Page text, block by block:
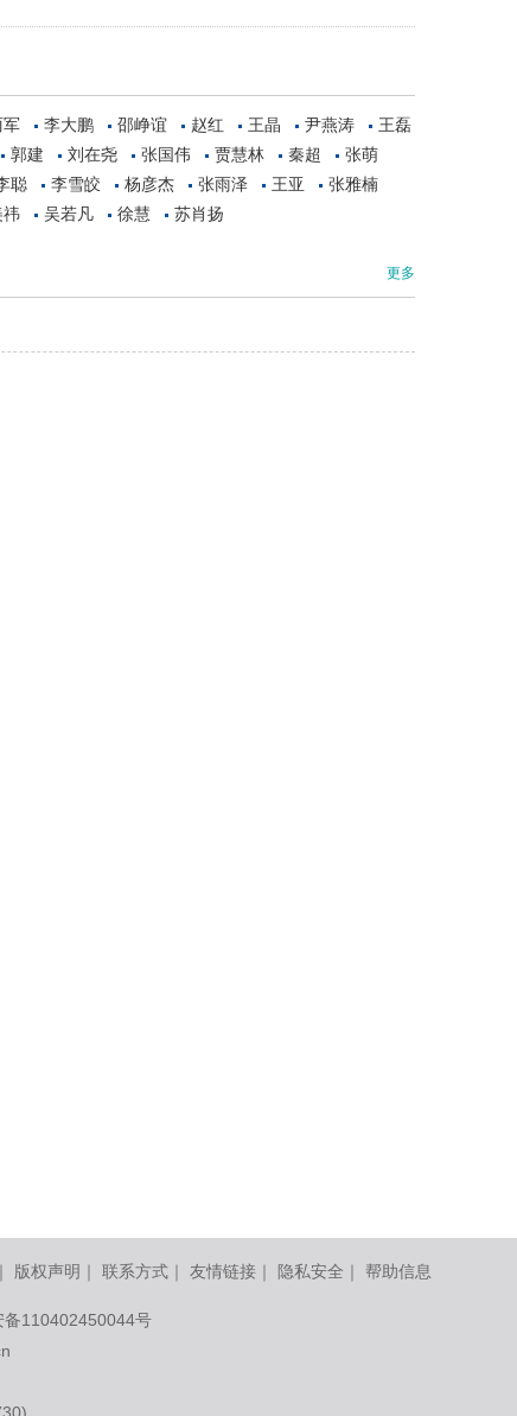
军 李大鹏 邵峥谊 赵红 王晶 尹燕涛
王磊
郭建 刘在尧 张国伟 贾慧林 秦超
张萌
聪 李雪皎 杨彦杰 张雨泽 王亚
张雅楠
祎 吴若凡 徐慧 苏肖扬
更多
｜ 版权声明 ｜ 联系方式 ｜ 友情链接 ｜ 隐私安全 ｜ 帮助信息
110402450044号